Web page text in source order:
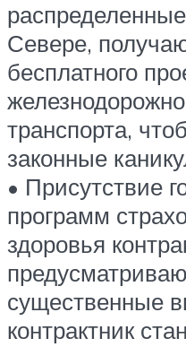
Севере,
бесплатного
транспорта,
законные
• Присутствие
программ
здоровья
существенные
контрактник